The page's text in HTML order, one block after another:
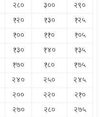
२८० ३००
२९०
१२० १३०
१२५
१०० ११०
१०५
१३० १४०
१३५
१७० १८०
१७५
२४० २५०
२४५
२०० २२०
२१०
२७० २८० २७५